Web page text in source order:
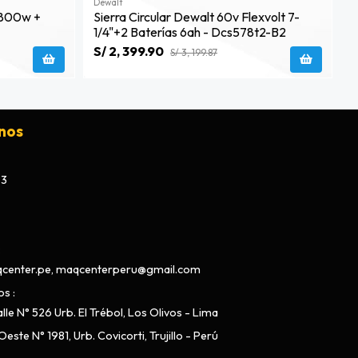
+
Dewalt
Sierra Circular Dewalt 60v Flexvolt 7-
1/4"+2 Baterías 6ah - Dcs578t2-B2
S/ 2, 399.90 S/ 3, 199.87
maqcenterperu@gmail.com
N° 526 Urb. El Trébol, Los Olivos - Lima
N° 1981, Urb. Covicorti, Trujillo - Perú